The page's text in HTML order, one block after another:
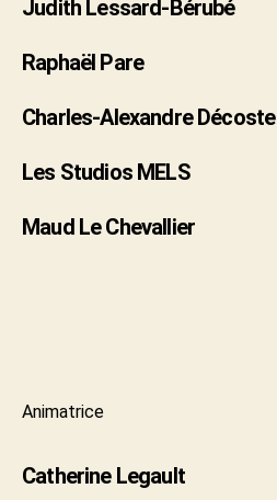
Judith Lessard-Bérubé
Raphaël Pare
Charles-Alexandre Décoste
Les Studios MELS
Maud Le Chevallier
Animatrice
Catherine Legault